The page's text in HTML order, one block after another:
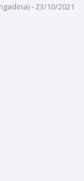
- 23/10/2021